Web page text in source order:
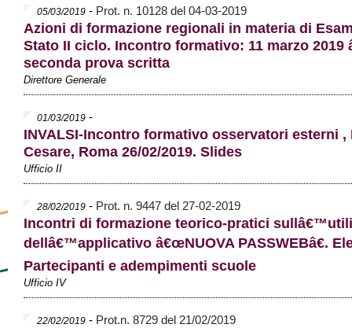
05/03/2019 - Prot. n. 10128 del 04-03-2019
Azioni di formazione regionali in materia di
Stato II ciclo. Incontro formativo: 11 marzo 2019
seconda prova scritta
Direttore Generale
01/03/2019 -
INVALSI-Incontro formativo osservatori esterni ,
Cesare, Roma 26/02/2019. Slides
Ufficio II
28/02/2019 - Prot. n. 9447 del 27-02-2019
Incontri di formazione teorico-pratici
dellâ€™applicativo â€œNUOVA PASSWEBâ€.
Partecipanti e adempimenti scuole
Ufficio IV
22/02/2019 - Prot.n. 8729 del 21/02/2019